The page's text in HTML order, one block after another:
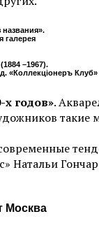
галерея
–1967).
«Коллекцiонеръ Клуб»
годов».
Натальи
Москва